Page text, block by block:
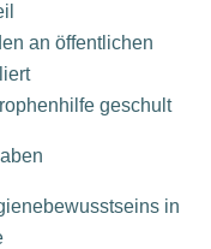
an öffentlichen
geschult
in